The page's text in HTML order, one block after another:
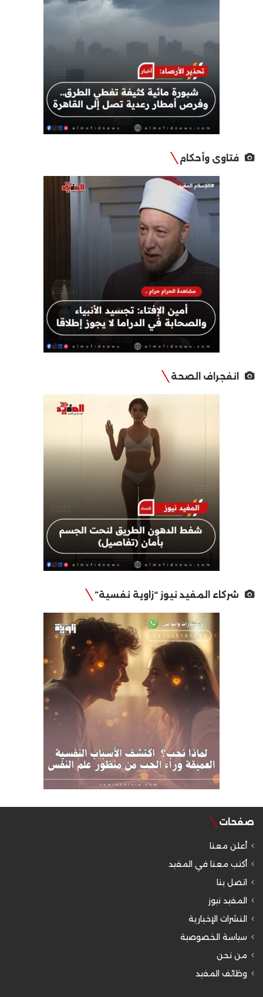
فتاوى وأحكام
انفجراف الصحة
شركاء المفيد نيوز “زاوية نفسية”
صفحات
أعلن معنا
أكتب معنا في المفيد
اتصل بنا
المفيد نيوز
النشرات الإخبارية
سياسة الخصوصية
من نحن
وظائف المفيد